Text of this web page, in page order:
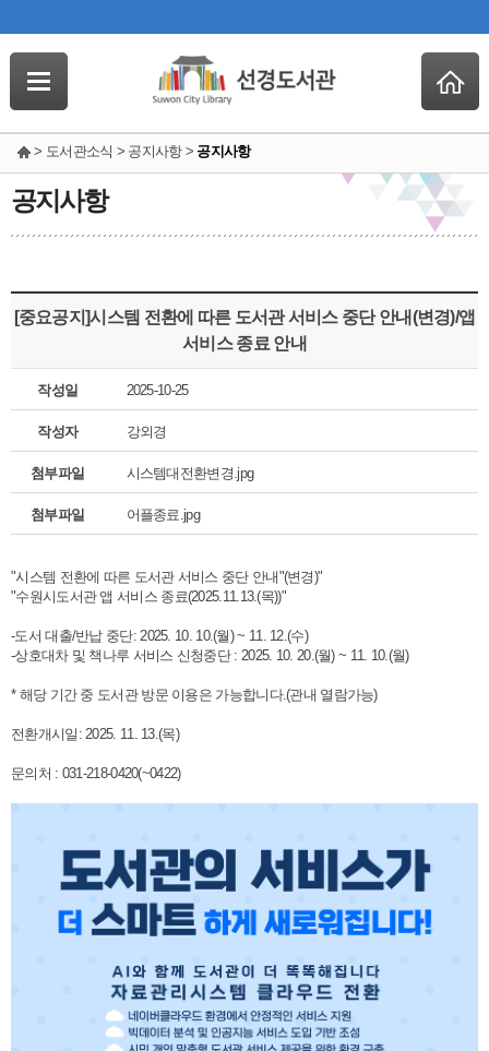
> 도서관소식 > 공지사항 > 공지사항
공지사항
[중요공지]시스템 전환에 따른 도서관 서비스 중단 안내(변경)/앱
서비스 종료 안내
작성일 2025-10-25
작성자 강외경
첨부파일 시스템대전환변경.jpg
첨부파일 어플종료.jpg
"시스템 전환에 따른 도서관 서비스 중단 안내"(변경)"
"수원시도서관 앱 서비스 종료(2025.11.13.(목))"
-도서 대출/반납 중단: 2025. 10. 10.(월) ~ 11. 12.(수)
-상호대차 및 책나루 서비스 신청중단 : 2025. 10. 20.(월) ~ 11. 10.(월)
* 해당 기간 중 도서관 방문 이용은 가능합니다.(관내 열람가능)
전환개시일: 2025. 11. 13.(목)
문의처 : 031-218-0420(~0422)